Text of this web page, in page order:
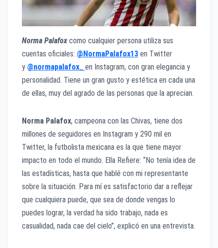
Norma Palafoxcomo cualquier persona utiliza sus
cuentas oficiales: @NormaPalafox13 en Twitter
y @normapalafox_ en Instagram, con gran elegancia y
personalidad. Tiene un gran gusto y estética en cada una
de ellas, muy del agrado de las personas que la aprecian.
Norma Palafox, campeona con las Chivas, tiene dos
millones de seguidores en Instagram y 290 mil en
Twitter, la futbolista mexicana es la que tiene mayor
impacto en todo el mundo. Ella Refiere: “No tenía idea de
las estadísticas, hasta que hablé con mi representante
sobre la situación. Para mí es satisfactorio dar a reflejar
que cualquiera puede, que sea de donde vengas lo
puedes lograr, la verdad ha sido trabajo, nada es
casualidad, nada cae del cielo”, explicó en una entrevista.